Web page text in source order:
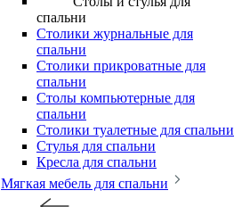
спальни
Столики журнальные для
спальни
Столики прикроватные для
спальни
Столы компьютерные для
спальни
Столики туалетные для спальни
Стулья для спальни
Кресла для спальни
Мягкая мебель для спальни